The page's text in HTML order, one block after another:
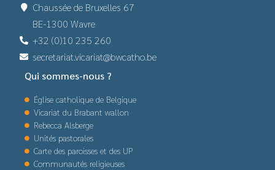
Chaussée de Bruxelles 67
BE-1300 Wavre
+32 (0)10 235 260
secretariat.vicariat@bwcatho.be
Qui sommes-nous ?
Église catholique de Belgique
Vicariat du Brabant wallon
Rebecca Alsberge
Unités pastorales
Carte des paroisses et des UP
Communautés religieuses